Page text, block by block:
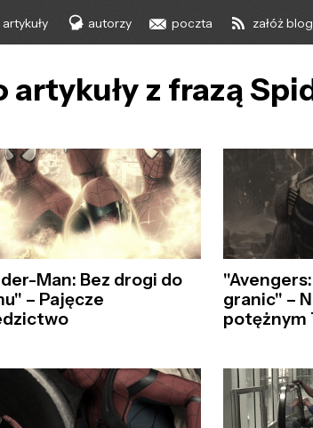
artykuły autorzy poczta załóż
artykuły z frazą
Man: Bez drogi do
– Pajęcze
granic" –
potężnym